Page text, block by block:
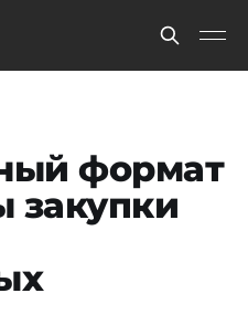
формат
закупки